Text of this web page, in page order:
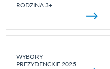
RODZINA 3+
WYBORY
PREZYDENCKIE 2025